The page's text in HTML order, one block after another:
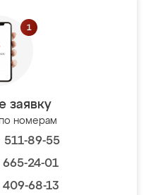
заявку
номерам
89-55
24-01
68-13